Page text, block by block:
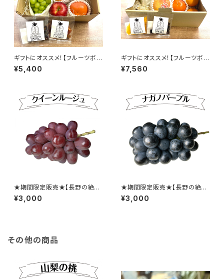
ギフトにオススメ！【フルーツボッ
クスM】フルーツギフト 3〜4名
様用【東果堂厳選！旬のフルーツ
¥5,400
ギフトにオススメ！【フルーツボッ
クスL】フルーツギフト 4〜5名
様用【東果堂厳選！旬のフルーツ
¥7,560
★期間限定販売★【長野の絶品
ぶどう】クイーンルージュ
¥3,000
★期間限定販売★【長野の絶品
ぶどう】ナガノパープル
¥3,000
その他の商品